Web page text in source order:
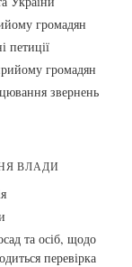
громадян
петиції
громадян
звернень
ВЛАДИ
та осіб, щодо
перевірка